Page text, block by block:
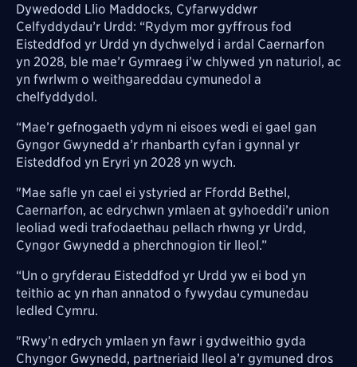
Dywedodd Llio Maddocks, Cyfarwyddwr
Celfyddydau’r Urdd: “Rydym mor gyffrous fod
Eisteddfod yr Urdd yn dychwelyd i ardal Caernarfon
yn 2028, ble mae’r Gymraeg i’w chlywed yn naturiol, ac
yn fwrlwm o weithgareddau cymunedol a
chelfyddydol.
“Mae’r gefnogaeth ydym ni eisoes wedi ei gael gan
Gyngor Gwynedd a’r rhanbarth cyfan i gynnal yr
Eisteddfod yn Eryri yn 2028 yn wych.
"Mae safle yn cael ei ystyried ar Ffordd Bethel,
Caernarfon, ac edrychwn ymlaen at gyhoeddi’r union
leoliad wedi trafodaethau pellach rhwng yr Urdd,
Cyngor Gwynedd a pherchnogion tir lleol.”
“Un o gryfderau Eisteddfod yr Urdd yw ei bod yn
teithio ac yn rhan annatod o fywydau cymunedau
ledled Cymru.
"Rwy’n edrych ymlaen yn fawr i gydweithio gyda
Chyngor Gwynedd, partneriaid lleol a’r gymuned dros